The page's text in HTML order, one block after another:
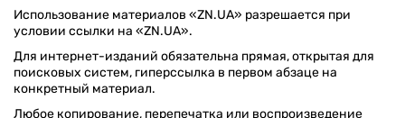
Использование материалов «ZN.UA» разрешается при
условии ссылки на «ZN.UA».
Для интернет-изданий обязательна прямая, открытая для
поисковых систем, гиперссылка в первом абзаце на
конкретный материал.
Любое копирование, перепечатка или воспроизведение